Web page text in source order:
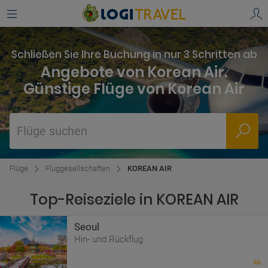
Schließen Sie Ihre Buchung in nur 3 Schritten ab
Angebote von Korean Air.
Günstige Flüge von Korean Air
Flüge suchen
Flüge Fluggesellschaften KOREAN AIR
Top-Reiseziele in KOREAN AIR
Seoul
Hin- und Rückflug
Ab